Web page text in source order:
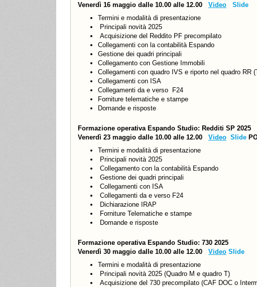
Venerdì 16 maggio dalle 10.00 alle 12.00
Video
Slide
Termini e modalità di presentazione
Principali novità 2025
Acquisizione del Reddito PF precompilato
Collegamenti con la contabilità Espando
Gestione dei quadri principali
Collegamento con Gestione Immobili
Collegamenti con quadro IVS e riporto nel quadro RR
Collegamenti con ISA
Collegamenti da e verso F24
Forniture telematiche e stampe
Domande e risposte
Formazione operativa Espando Studio: Redditi SP 2025
Venerdì 23 maggio dalle 10.00 alle 12.00
Video Slide
Termini e modalità di presentazione
Principali novità 2025
Collegamento con la contabilità Espando
Gestione dei quadri principali
Collegamenti con ISA
Collegamenti da e verso F24
Dichiarazione IRAP
Forniture Telematiche e stampe
Domande e risposte
Formazione operativa Espando Studio: 730 2025
Venerdì 30 maggio dalle 10.00 alle 12.00
Video Slide
Termini e modalità di presentazione
Principali novità 2025 (Quadro M e quadro T)
Acquisizione del 730 precompilato (CAF DOC o